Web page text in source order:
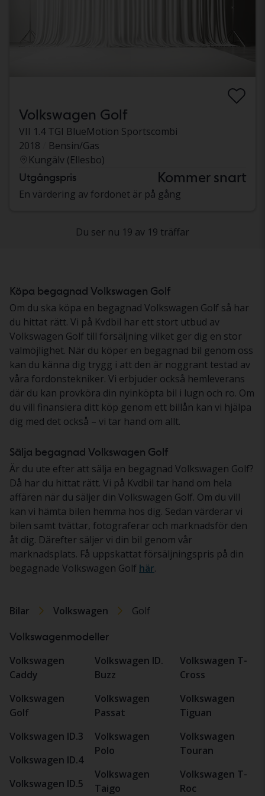
Volkswagen Golf
VII 1.4 TGI BlueMotion Sportscombi
2018
Bensin/Gas
Kungälv (Ellesbo)
Utgångspris Kommer snart
En värdering av fordonet är på gång
Du ser nu 19 av 19 träffar
Köpa begagnad Volkswagen Golf
Om du ska köpa en begagnad Volkswagen Golf så har
du hittat rätt. Vi på Kvdbil har ett stort utbud av
Volkswagen Golf till försäljning vilket ger dig en stor
valmöjlighet. När du köper en begagnad bil genom oss
kan du känna dig trygg i att den är noggrant testad av
våra fordonstekniker. Vi erbjuder också hemleverans
där du kan provköra din nyinköpta bil i lugn och ro. Om
du vill finansiera ditt köp genom ett billån kan vi hjälpa
dig med det också – vi tar hand om allt.
Sälja begagnad Volkswagen Golf
Är du ute efter att sälja en begagnad Volkswagen Golf?
Då har du hittat rätt. Vi på Kvdbil tar hand om hela
affären när du säljer din Volkswagen Golf. Om du vill
kan vi hämta bilen hemma hos dig. Sedan värderar vi
bilen samt tvättar, fotograferar och marknadsför den
åt dig. Därefter säljer vi din bil genom vår
marknadsplats. Få uppskattat försäljningspris på din
begagnade Volkswagen Golf här.
Bilar Volkswagen Golf
Volkswagenmodeller
Volkswagen
Caddy
Volkswagen
Golf
Volkswagen ID.3
Volkswagen ID.4
Volkswagen ID.5
Volkswagen ID.
Buzz
Volkswagen
Passat
Volkswagen
Polo
Volkswagen
Taigo
Volkswagen T-
Cross
Volkswagen
Tiguan
Volkswagen
Touran
Volkswagen T-
Roc